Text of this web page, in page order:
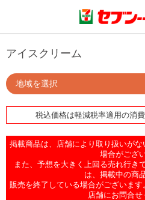
商品のご案内
商品のご案内トップ
今週の新商品
商品カテゴリ一覧
セール・キャンペーン
サービス
nanacoトップ
企業情報トップ
私たちの取組み
アイスクリーム
地域を選択
税込価格は軽減税率適用の消
掲載商品は、店舗により取り扱いが
場合がござ
また、予想を大きく上回る売れ行き
は、掲載中の商
販売を終了している場合がございます
店舗にお問合せ